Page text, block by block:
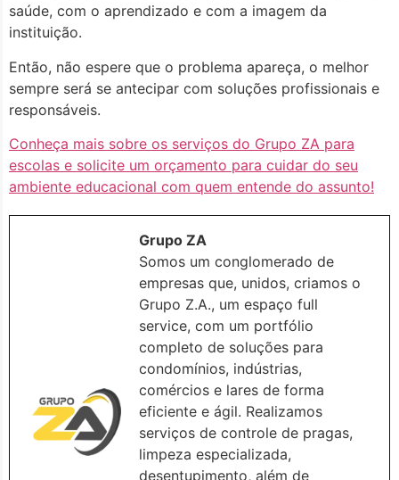
saúde, com o aprendizado e com a imagem da
instituição.
Então, não espere que o problema apareça, o melhor
sempre será se antecipar com soluções profissionais e
responsáveis.
Conheça mais sobre os serviços do Grupo ZA para
escolas e solicite um orçamento para cuidar do seu
ambiente educacional com quem entende do assunto!
Grupo ZA
Somos um conglomerado de
empresas que, unidos, criamos o
Grupo Z.A., um espaço full
service, com um portfólio
completo de soluções para
condomínios, indústrias,
comércios e lares de forma
eficiente e ágil. Realizamos
serviços de controle de pragas,
limpeza especializada,
desentupimento, além de